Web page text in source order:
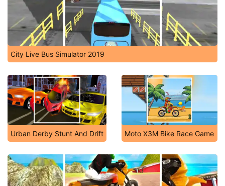
City Live Bus Simulator 2019
Urban Derby Stunt And Drift Moto X3M Bike Race Game